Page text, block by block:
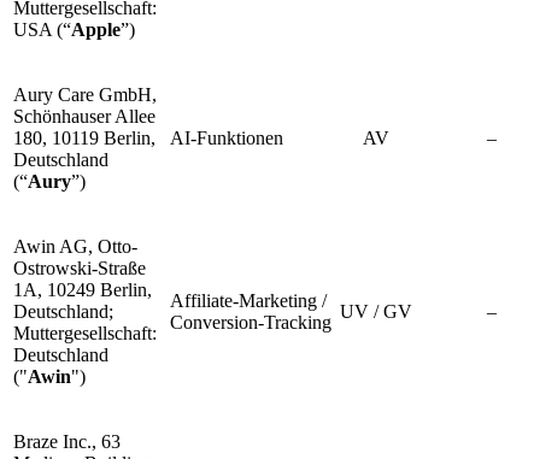
Muttergesellschaft:
USA (“Apple”)
Aury Care GmbH,
Schönhauser Allee
180, 10119 Berlin,
Deutschland
(“Aury”)
AI-Funktionen AV –
Awin AG, Otto-
Ostrowski-Straße
1A, 10249 Berlin,
Deutschland;
Muttergesellschaft:
Deutschland
("Awin")
Affiliate-Marketing /
Conversion-Tracking
UV / GV –
Braze Inc., 63